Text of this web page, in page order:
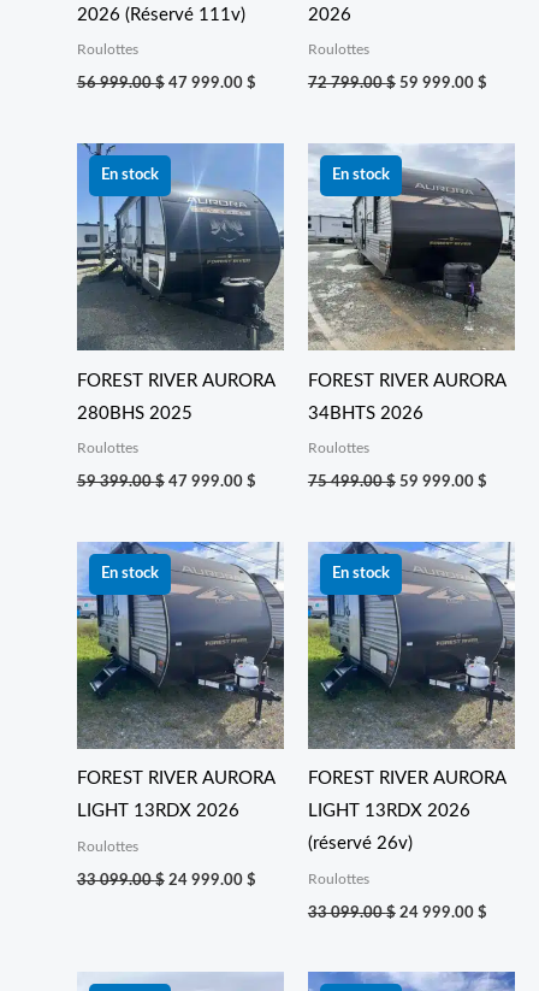
2026 (Réservé 111v)
Roulottes
56 999.00$ 47 999.00 $
2026
Roulottes
72 799.00$ 59 999.00 $
En stock
FOREST RIVER AURORA
280BHS 2025
Roulottes
59 399.00$
Le
initial
était :
59 399.00 $.
47 999.00 $
actuel
est :
47 999.00 $.
En stock
FOREST RIVER AURORA
34BHTS 2026
Roulottes
75 499.00$
Le
prix
initial
75 499.00 $.
59 999.00 $
actuel
est :
59
En stock
FOREST RIVER AURORA
LIGHT 13RDX 2026
Roulottes
33 099.00$
Le
prix
initial
était :
33 099.00 $.
24 999.00 $
Le
prix
actuel
est :
24 999.00 $.
En stock
FOREST RIVER AURORA
LIGHT 13RDX 2026
(réservé 26v)
Roulottes
33 099.00$
Le
prix
initial
était :
33 099.00 $.
24 999.00 $
Le
prix
actuel
est :
24
Le
Le
Le